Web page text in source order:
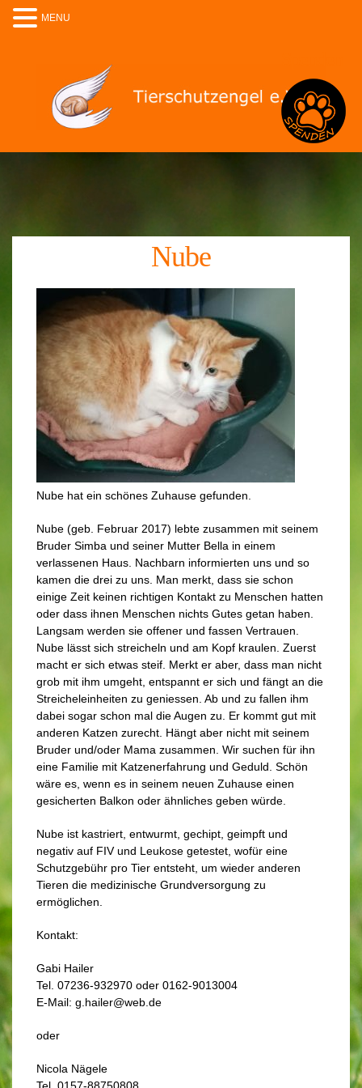
Nube
Nube hat ein schönes Zuhause gefunden.
Nube (geb. Februar 2017) lebte zusammen mit seinem
Bruder Simba und seiner Mutter Bella in einem
verlassenen Haus. Nachbarn informierten uns und so
kamen die drei zu uns. Man merkt, dass sie schon
einige Zeit keinen richtigen Kontakt zu Menschen hatten
oder dass ihnen Menschen nichts Gutes getan haben.
Langsam werden sie offener und fassen Vertrauen.
Nube lässt sich streicheln und am Kopf kraulen. Zuerst
macht er sich etwas steif. Merkt er aber, dass man nicht
grob mit ihm umgeht, entspannt er sich und fängt an die
Streicheleinheiten zu geniessen. Ab und zu fallen ihm
dabei sogar schon mal die Augen zu. Er kommt gut mit
anderen Katzen zurecht. Hängt aber nicht mit seinem
Bruder und/oder Mama zusammen. Wir suchen für ihn
eine Familie mit Katzenerfahrung und Geduld. Schön
wäre es, wenn es in seinem neuen Zuhause einen
gesicherten Balkon oder ähnliches geben würde.
Nube ist kastriert, entwurmt, gechipt, geimpft und
negativ auf FIV und Leukose getestet, wofür eine
Schutzgebühr pro Tier entsteht, um wieder anderen
Tieren die medizinische Grundversorgung zu
ermöglichen.
Kontakt:
Gabi Hailer
Tel. 07236-932970 oder 0162-9013004
E-Mail: g.hailer@web.de
oder
Nicola Nägele
MENU